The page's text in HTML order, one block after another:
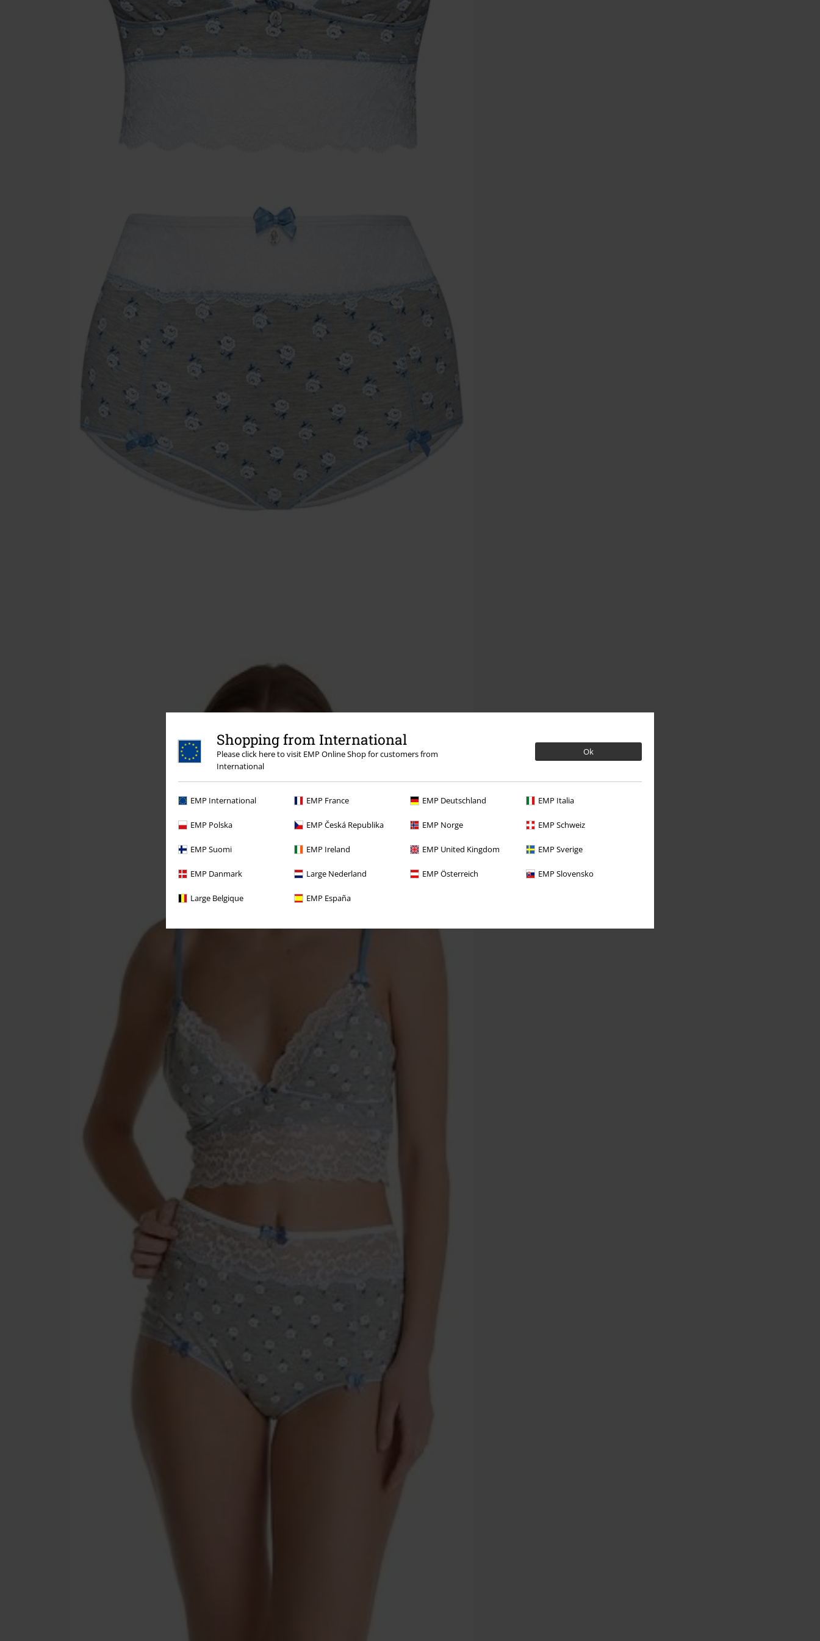
Shopping from International
Please click here to visit EMP Online Shop for customers from
International
Ok
EMP International EMP France EMP Deutschland EMP Italia
EMP Polska EMP Česká Republika EMP Norge EMP Schweiz
EMP Suomi EMP Ireland EMP United Kingdom EMP Sverige
EMP Danmark Large Nederland EMP Österreich EMP Slovensko
Large Belgique EMP España